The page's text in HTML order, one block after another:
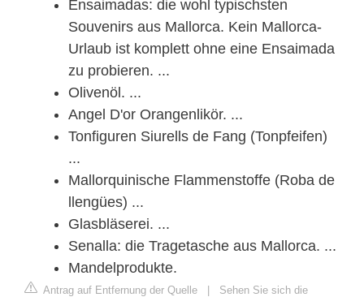
Ensaimadas: die wohl typischsten
Souvenirs aus Mallorca. Kein Mallorca-
Urlaub ist komplett ohne eine Ensaimada
zu probieren. ...
Olivenöl. ...
Angel D'or Orangenlikör. ...
Tonfiguren Siurells de Fang (Tonpfeifen)
...
Mallorquinische Flammenstoffe (Roba de
llengües) ...
Glasbläserei. ...
Senalla: die Tragetasche aus Mallorca. ...
Mandelprodukte.
Antrag auf Entfernung der Quelle | Sehen Sie sich die